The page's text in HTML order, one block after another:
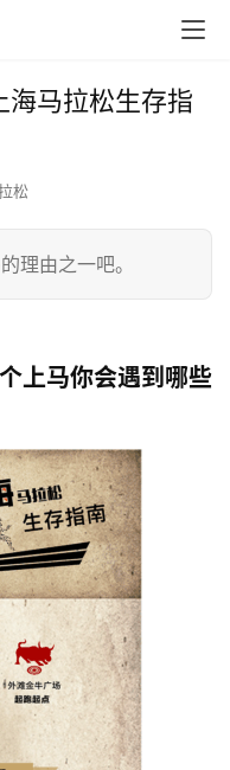
马拉松生存指
松
理由之一吧。
上马你会遇到哪些